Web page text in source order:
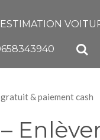
ESTIMATION
& paiement cash